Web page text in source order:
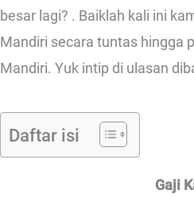
besar lagi? . Baiklah kali ini
Mandiri secara tuntas hingga
Mandiri. Yuk intip di ulasan
Daftar isi
Gaji